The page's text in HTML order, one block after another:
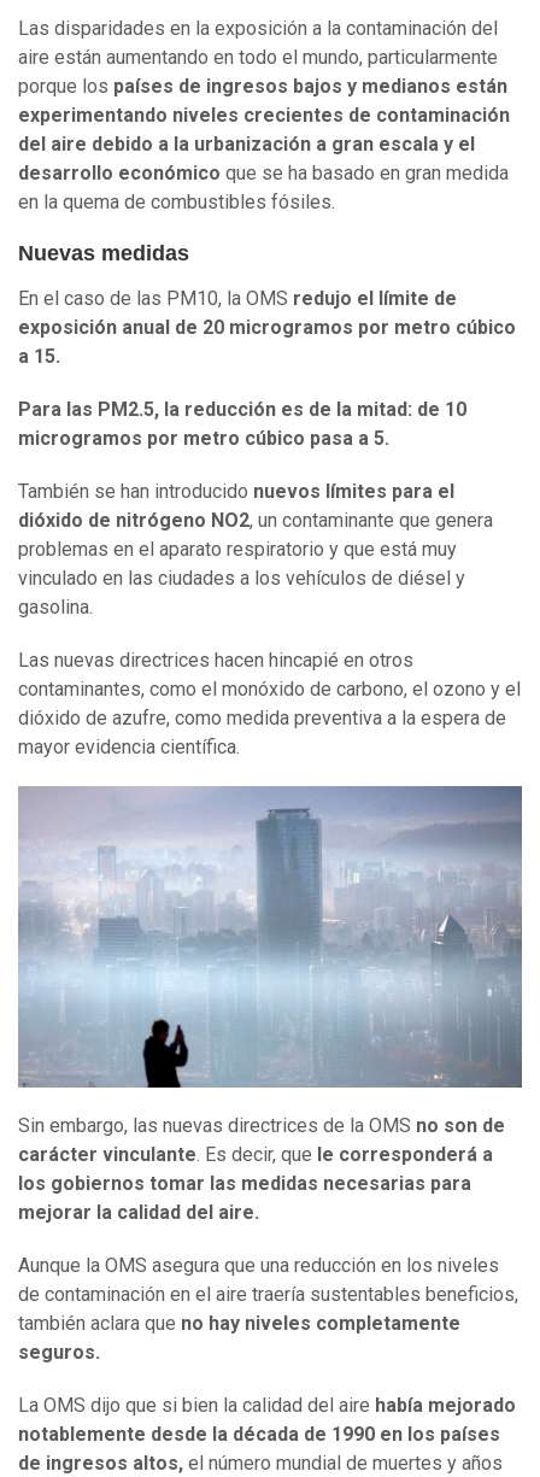
Las disparidades en la exposición a la contaminación del
aire están aumentando en todo el mundo, particularmente
porque los países de ingresos bajos y medianos están
experimentando niveles crecientes de contaminación
del aire debido a la urbanización a gran escala y el
desarrollo económico que se ha basado en gran medida
en la quema de combustibles fósiles.
Nuevas medidas
En el caso de las PM10, la OMS redujo el límite de
exposición anual de 20 microgramos por metro cúbico
a 15.
Para las PM2.5, la reducción es de la mitad: de 10
microgramos por metro cúbico pasa a 5.
También se han introducido nuevos límites para el
dióxido de nitrógeno NO2, un contaminante que genera
problemas en el aparato respiratorio y que está muy
vinculado en las ciudades a los vehículos de diésel y
gasolina.
Las nuevas directrices hacen hincapié en otros
contaminantes, como el monóxido de carbono, el ozono y el
dióxido de azufre, como medida preventiva a la espera de
mayor evidencia científica.
Sin embargo, las nuevas directrices de la OMS no son de
carácter vinculante. Es decir, que le corresponderá a
los gobiernos tomar las medidas necesarias para
mejorar la calidad del aire.
Aunque la OMS asegura que una reducción en los niveles
de contaminación en el aire traería sustentables beneficios,
también aclara que no hay niveles completamente
seguros.
La OMS dijo que si bien la calidad del aire había mejorado
notablemente desde la década de 1990 en los países
de ingresos altos, el número mundial de muertes y años